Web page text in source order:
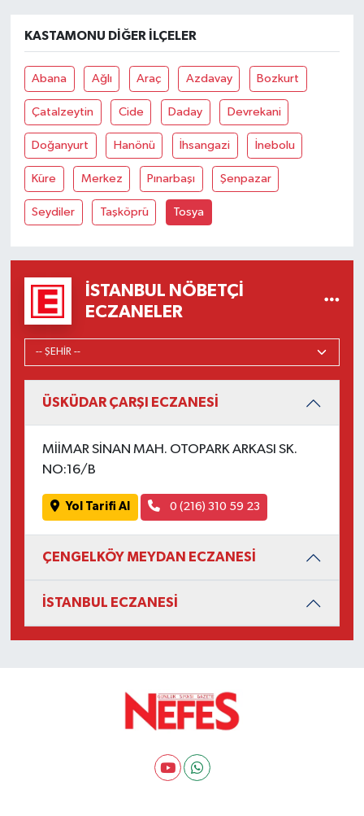
KASTAMONU DIĞER İLÇELER
Abana Ağlı Araç Azdavay Bozkurt
Çatalzeytin Cide Daday Devrekani
Doğanyurt Hanönü İhsangazi İnebolu
Küre Merkez Pınarbaşı Şenpazar
Seydiler Taşköprü Tosya
İSTANBUL NÖBETÇI
ECZANELER
ÜSKÜDAR ÇARŞI ECZANESİ
MİİMAR SİNAN MAH. OTOPARK ARKASI SK.
NO:16/B
Yol Tarifi Al 0 (216) 310 59 23
ÇENGELKÖY MEYDAN ECZANESİ
İSTANBUL ECZANESİ